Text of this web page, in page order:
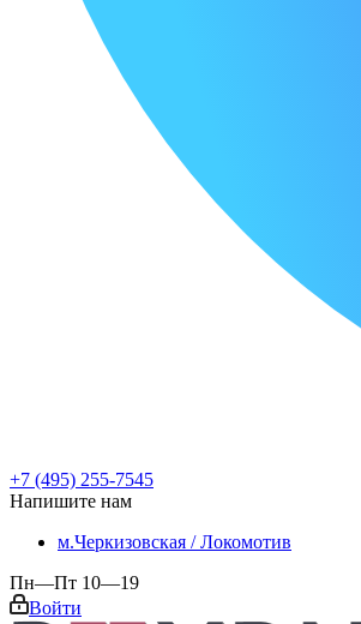
+7 (495) 255-7545
Напишите нам
м.Черкизовская / Локомотив
Пн—Пт 10—19
Войти